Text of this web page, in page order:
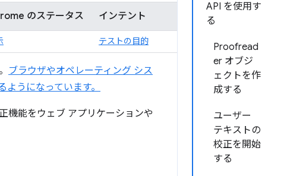
API を使用す
る
Proofread
er オブジ
ェクトを作
成する
ユーザー
テキストの
校正を開始
する
のステータス インテント
テストの目的
ブラウザやオペレーティング シス
うになっています。
機能をウェブ アプリケーションや